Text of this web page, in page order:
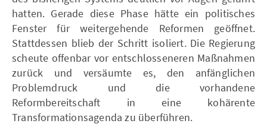
hatten. Gerade diese Phase hätte ein politisches
Fenster für weitergehende Reformen geöffnet.
Stattdessen blieb der Schritt isoliert. Die Regierung
scheute offenbar vor entschlosseneren Maßnahmen
zurück und versäumte es, den anfänglichen
Problemdruck und die vorhandene
Reformbereitschaft in eine kohärente
Transformationsagenda zu überführen.